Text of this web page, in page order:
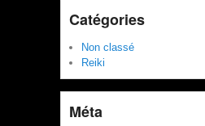
Catégories
Non classé
Reiki
Méta